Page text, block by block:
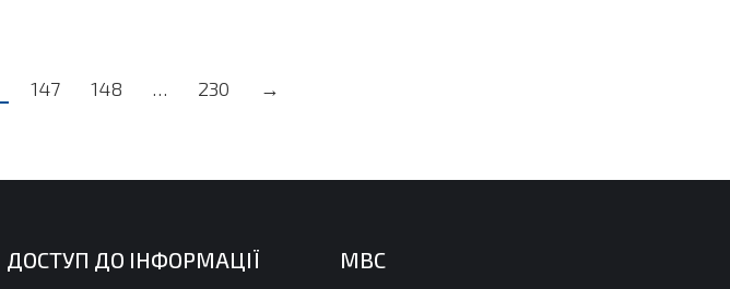
147 148 … 230 →
ДОСТУП ДО ІНФОРМАЦІЇ МВС